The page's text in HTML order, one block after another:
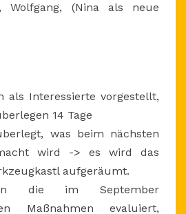
Wolfgang, (Nina als neue
als Interessierte vorgestellt,
14 Tage
was beim nächsten
wird -> es wird das
aufgeräumt.
die im September
Maßnahmen evaluiert,